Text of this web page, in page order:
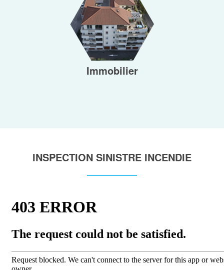
Immobilier
INSPECTION SINISTRE INCENDIE